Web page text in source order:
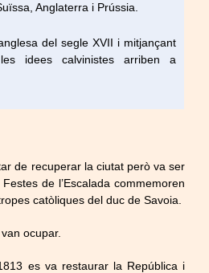
Anglaterra i Prússia.
del segle XVII i mitjançant
idees calvinistes arriben a
de recuperar la ciutat però va ser
de l’Escalada commemoren
catòliques del duc de Savoia.
ocupar.
es va restaurar la República i